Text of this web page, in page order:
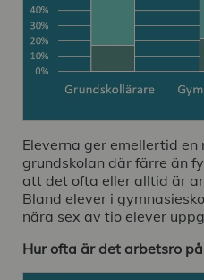
Eleverna ger emellertid
grundskolan där färre än
att det ofta eller alltid är
Bland elever i
nära sex av tio elever
Hur ofta är det arbetsro